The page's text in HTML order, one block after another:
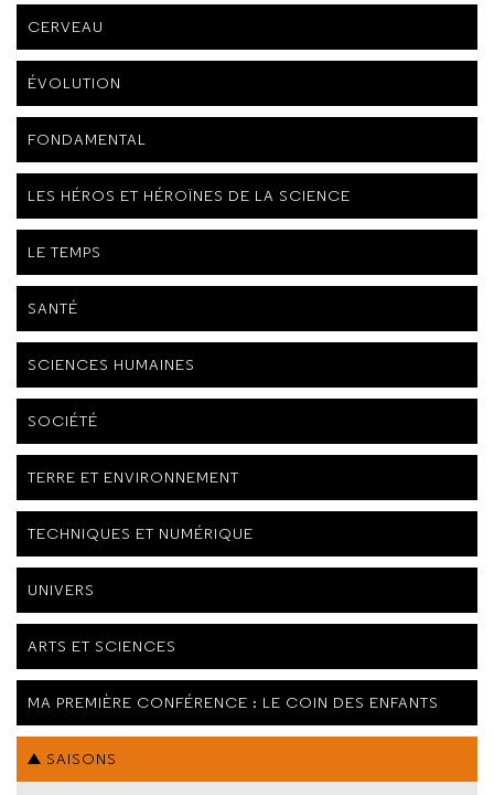
CERVEAU
ÉVOLUTION
FONDAMENTAL
LES HÉROS ET HÉROÏNES DE LA SCIENCE
LE TEMPS
SANTÉ
SCIENCES HUMAINES
SOCIÉTÉ
TERRE ET ENVIRONNEMENT
TECHNIQUES ET NUMÉRIQUE
UNIVERS
ARTS ET SCIENCES
MA PREMIÈRE CONFÉRENCE : LE COIN DES ENFANTS
SAISONS